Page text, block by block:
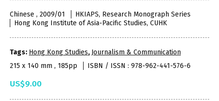
Chinese , 2009/01
HKIAPS, Research Monograph Series
Hong Kong Institute of Asia-Pacific Studies, CUHK
Tags: Hong Kong Studies, Journalism & Communication
215 x 140 mm , 185pp
ISBN / ISSN : 978-962-441-576-6
US$9.00